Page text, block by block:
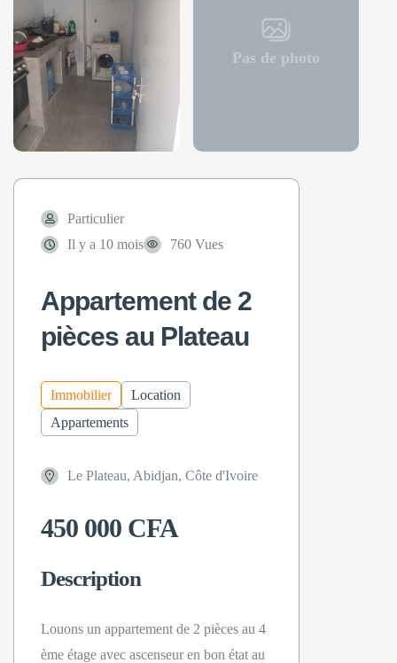
Pas de photo
Particulier
Il y a 10 mois
760 Vues
Appartement de 2
pièces au Plateau
Immobilier
Location
Appartements
Le Plateau, Abidjan, Côte d'Ivoire
450 000 CFA
Description
Louons un appartement de 2 pièces au 4
ème étage avec ascenseur en bon état au